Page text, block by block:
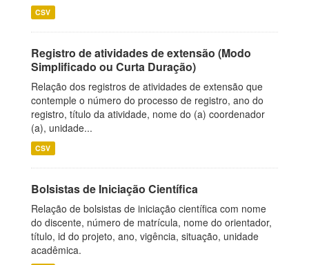
CSV
Registro de atividades de extensão (Modo
Simplificado ou Curta Duração)
Relação dos registros de atividades de extensão que
contemple o número do processo de registro, ano do
registro, título da atividade, nome do (a) coordenador
(a), unidade...
CSV
Bolsistas de Iniciação Científica
Relação de bolsistas de iniciação científica com nome
do discente, número de matrícula, nome do orientador,
título, id do projeto, ano, vigência, situação, unidade
acadêmica.